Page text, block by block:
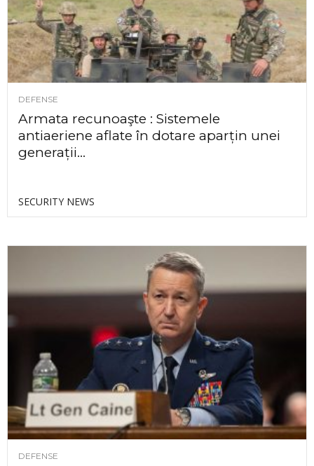
DEFENSE
Armata recunoaşte : Sistemele
antiaeriene aflate în dotare aparțin unei
generații...
SECURITY NEWS
DEFENSE